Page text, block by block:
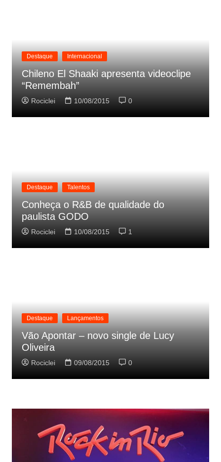
Destaque Internacional
Chileno El Shaaki apresenta videoclipe
“Remembah”
Rociclei 10/08/2015 0
Destaque Talentos
Conheça o R&B de qualidade do
paulista GODO
Rociclei 10/08/2015 1
Destaque Lançamentos
Vão Apontar – novo single de Lucy
Oliveira
Rociclei 09/08/2015 0